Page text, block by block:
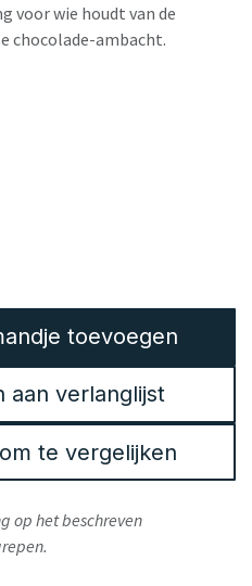
voor wie houdt van de
chocolade-ambacht.
toevoegen
te vergelijken
aan verlanglijst
op het beschreven